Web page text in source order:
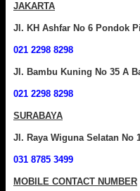
JAKARTA
Jl. KH Ashfar No 6 Pondok
021 2298 8298
Jl. Bambu Kuning No 35 A
021 2298 8298
SURABAYA
Jl. Raya Wiguna Selatan No
031 8785 3499
MOBILE CONTACT NUMBER